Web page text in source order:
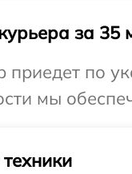
за 35
приедет по
мы